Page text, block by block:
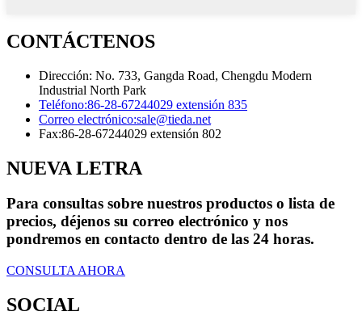
CONTÁCTENOS
Dirección: No. 733, Gangda Road, Chengdu Modern
Industrial North Park
Teléfono:86-28-67244029 extensión 835
Correo electrónico:sale@tieda.net
Fax:86-28-67244029 extensión 802
NUEVA LETRA
Para consultas sobre nuestros productos o lista de
precios, déjenos su correo electrónico y nos
pondremos en contacto dentro de las 24 horas.
CONSULTA AHORA
SOCIAL